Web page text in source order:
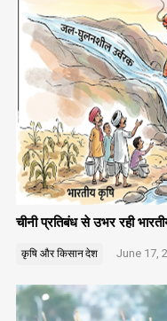
चीनी प्रतिबंध से उभर रही
कृषि और किसानदेश June 17,